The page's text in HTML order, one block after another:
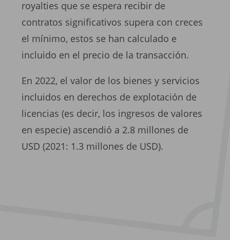
royalties que se espera recibir de
contratos significativos supera con creces
el mínimo, estos se han calculado e
incluido en el precio de la transacción.
En 2022, el valor de los bienes y servicios
incluidos en derechos de explotación de
licencias (es decir, los ingresos de valores
en especie) ascendió a 2.8 millones de
USD (2021: 1.3 millones de USD).